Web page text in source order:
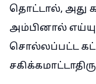
தொட்டால், அது
அம்பினால்
சொல்லப்பட்ட